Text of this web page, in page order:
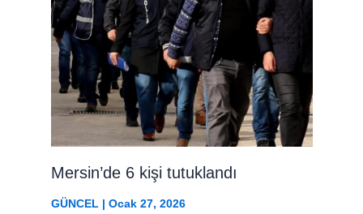
Mersin’de 6 kişi tutuklandı
GÜNCEL | Ocak 27, 2026